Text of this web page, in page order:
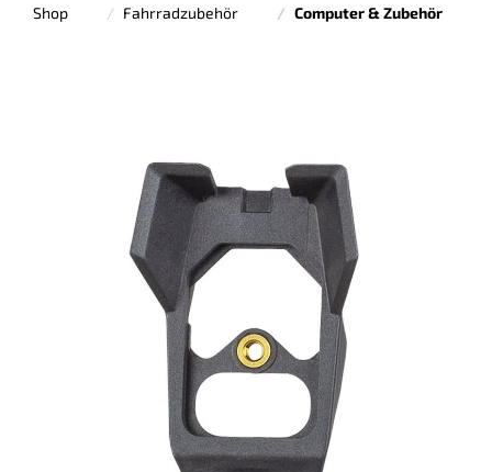
Shop Fahrradzubehör Computer & Zubehör